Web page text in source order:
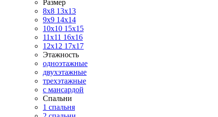
Размер
8х8 13х13
9х9 14х14
10х10 15х15
11x11 16х16
12х12 17х17
Этажность
одноэтажные
двухэтажные
трехэтажные
с мансардой
Спальни
1 спальня